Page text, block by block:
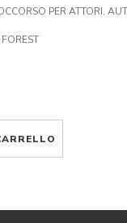
PER ATTORI,